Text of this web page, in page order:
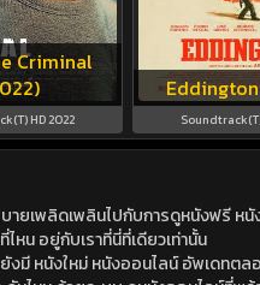
Criminal
HD 2022
ยเพลิดเพลินไปกับการดูหนังฟรี ห
หน อยู่กับเราที่นี่ที่เดียวเท่านั้น
งมี หนังใหม่ หนังออนไลน์ อัพเดท